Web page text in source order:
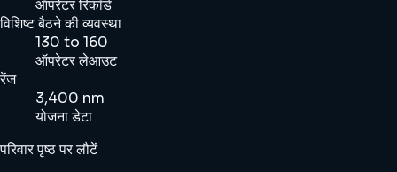
ऑपरेटर रिकॉर्ड
विशिष्ट बैठने की व्यवस्था
130 to 160
ऑपरेटर लेआउट
रेंज
3,400 nm
योजना डेटा
परिवार पृष्ठ पर लौटें